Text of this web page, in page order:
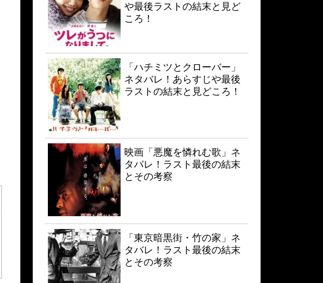
や最後ラストの結末と見ど
ころ！
「ハチミツとクローバー」
ネタバレ！あらすじや最後
ラストの結末と見どころ！
映画「悪魔を憐れむ歌」ネ
タバレ！ラスト最後の結末
とその考察
「東京暗黒街・竹の家」ネ
タバレ！ラスト最後の結末
とその考察